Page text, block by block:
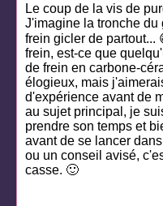
Le coup de la vis de
J'imagine la tronche
frein gicler de partout...
frein, est-ce que
de frein en carbone-
élogieux, mais
d'expérience avant de
au sujet principal, je
prendre son temps et
avant de se lancer
ou un conseil avisé,
casse. 🙂